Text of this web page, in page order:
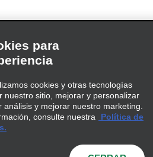
Política de privacidad
de cookies
del Consumidor
para
cookies y otras tecnologías
nuestro sitio, mejorar y personalizar
y mejorar nuestro marketing.
consulte nuestra
Política de